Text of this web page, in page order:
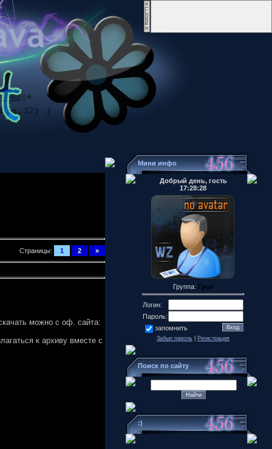
Страницы: 1 2 »
можно с оф. сайта:
к архиву вместе с
Мини инфо
Добрый день, гость
17:28:28
Группа: Гуси
Логин:
Пароль:
запомнить
Забыл пароль Регистрация
Поиск по сайту
:)